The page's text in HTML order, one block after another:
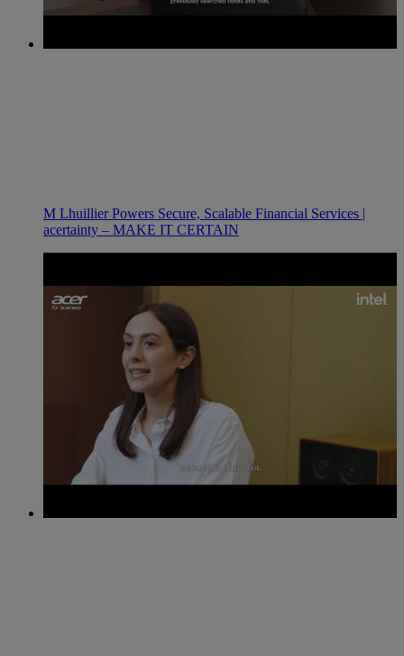
M Lhuillier Powers Secure, Scalable Financial Services |
acertainty – MAKE IT CERTAIN